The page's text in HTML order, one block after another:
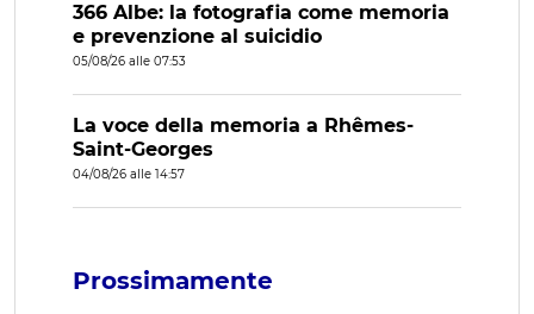
366 Albe: la fotografia come memoria
e prevenzione al suicidio
05/08/26 alle 07:53
La voce della memoria a Rhêmes-
Saint-Georges
04/08/26 alle 14:57
Prossimamente